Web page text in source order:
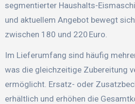
segmentierter Haushalts-
und aktuellem Angebot bewegt
zwischen 180 und 220 Euro.
Im Lieferumfang sind häufig
was die gleichzeitige Zubereitung
ermöglicht. Ersatz- oder
erhältlich und erhöhen die